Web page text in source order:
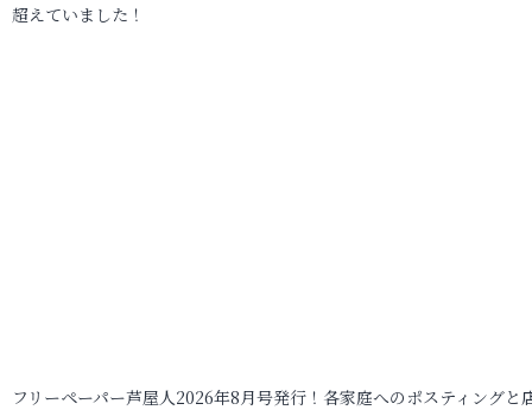
超えていました！
フリーペーパー芦屋人2026年8月号発行！各家庭へのポスティングと